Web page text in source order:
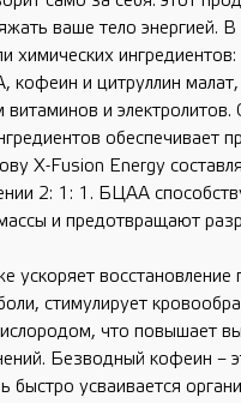
ваше тело энергией. В
химических
и цитруллин
и электролитов.
обеспечивает
X-Fusion Energy
2: 1: 1. БЦАА
и предотвращают
ускоряет восстановление
стимулирует
что повышает
Безводный кофеин –
быстро усваивается